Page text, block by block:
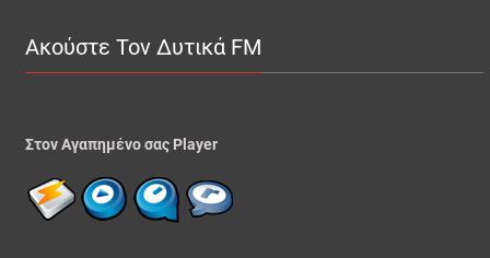
Ακούστε Τον Δυτικά FM
Στον Αγαπημένο σας Player